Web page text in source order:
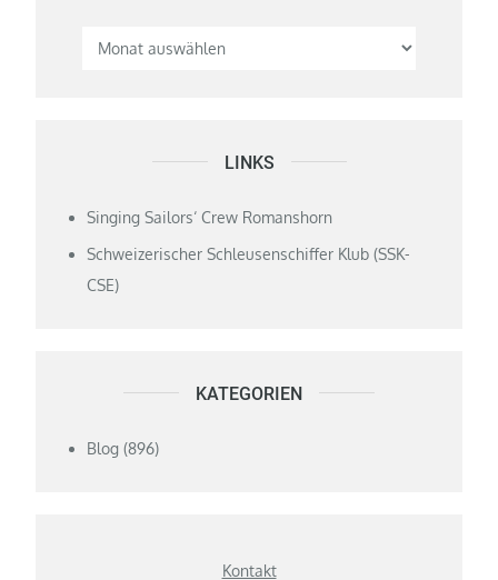
LINKS
Singing Sailors‘ Crew Romanshorn
Schweizerischer Schleusenschiffer Klub (SSK-
CSE)
KATEGORIEN
Blog (896)
Kontakt